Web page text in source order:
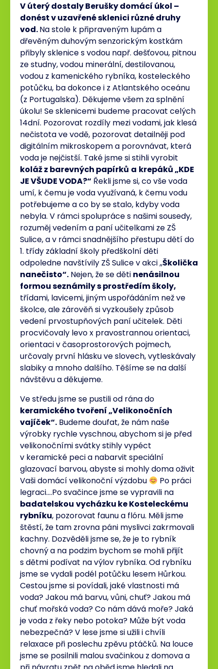
V úterý dostaly Berušky domácí úkol –
donést v uzavřené sklenici různé druhy
vod.Na stole k připraveným lupám a
dřevěným duhovým senzorickým kostkám
přibyly sklenice s vodou např. dešťovou, pitnou
ze studny, vodou minerální, destilovanou,
vodou z kamenického rybníka, kosteleckého
potůčku, ba dokonce i z Atlantského oceánu
(z Portugalska). Děkujeme všem za splnění
úkolu! Se sklenicemi budeme pracovat celých
14dní. Pozorovat rozdíly mezi vodami, jak klesá
nečistota ve vodě, pozorovat detailněji pod
digitálním mikroskopem a porovnávat, která
voda je nejčistší. Také jsme si stihli vyrobit
koláž z barevných papírků a krepáků „KDE
JE VŠUDE VODA?“ Řekli jsme si, co vše voda
umí, k čemu je voda využívaná, k čemu vodu
potřebujeme a co by se stalo, kdyby voda
nebyla. V rámci spolupráce s našimi sousedy,
rozuměj vedením a paní učitelkami ze ZŠ
Sulice, a v rámci snadnějšího přestupu dětí do
1. třídy základní školy předškolní děti
odpoledne navštívily ZŠ Sulice v akci ,,Školička
nanečisto“. Nejen, že se děti nenásilnou
formou seznámily s prostředím školy,
třídami, lavicemi, jiným uspořádáním než ve
školce, ale zárověň si vyzkoušely způsob
vedení prvostupňových paní učitelek. Děti
procvičovaly levo x pravostrannou orientaci,
orientaci v časoprostorových pojmech,
určovaly první hlásku ve slovech, vytleskávaly
slabiky a mnoho dalšího. Těšíme se na další
návštěvu a děkujeme.
Ve středu jsme se pustili od rána do
keramického tvoření „Velikonočních
vajíček“. Budeme doufat, že nám naše
výrobky rychle vyschnou, abychom si je před
velikonočními svátky stihly vypéct
v keramické peci a nabarvit speciální
glazovací barvou, abyste si mohly doma oživit
Vaši domácí velikonoční výzdobu
Po práci
legraci….Po svačince jsme se vypravili na
badatelskou vycházku ke Kosteleckému
rybníku, pozorovat faunu a flóru. Měli jsme
štěstí, že tam zrovna páni myslivci zakrmovali
kachny. Dozvěděli jsme se, že je to rybník
chovný a na podzim bychom se mohli přijít
s dětmi podívat na výlov rybníka. Od rybníku
jsme se vydali podél potůčku lesem Hůrkou.
Cestou jsme si povídali, jaké vlastnosti má
voda? Jakou má barvu, vůni, chuť? Jakou má
chuť mořská voda? Co nám dává moře? Jaká
je voda z řeky nebo potoka? Může být voda
nebezpečná? V lese jsme si užili i chvíli
relaxace při poslechu zpěvu ptáčků. Na louce
jsme se posilnili malou svačinkou z domova a